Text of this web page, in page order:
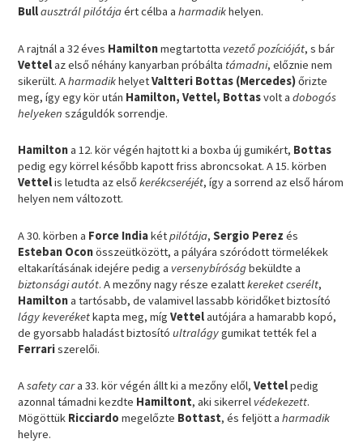
Bullausztrál pilótájaért célba aharmadikhelyen.
A rajtnál a 32 éves Hamiltonmegtartotta vezető pozícióját, s bár
Vettelaz első néhány kanyarban próbálta támadni, előznie nem
sikerült. AharmadikhelyetValtteri Bottas (Mercedes)őrizte
meg, így egy kör után Hamilton, Vettel, Bottasvolt adobogós
helyeken száguldók sorrendje.
Hamiltona 12. kör végén hajtott ki a boxba új gumikért, Bottas
pedig egy körrel később kapott friss abroncsokat. A 15. körben
Vettelis letudta az elsőkerékcseréjét, így a sorrend az első három
helyen nem változott.
A 30. körben a Force Indiakétpilótája,Sergio Perez és
Esteban Oconösszeütközött, a pályára szóródott törmelékek
eltakarításának idejére pedig a versenybíróságbeküldte a
biztonsági autót. A mezőny nagy része ezalattkereket cserélt,
Hamiltona tartósabb, de valamivel lassabb köridőket biztosító
lágy keveréketkapta meg, mígVettelautójára a hamarabb kopó,
de gyorsabb haladást biztosítóultralágygumikat tették fel a
Ferrariszerelői.
Asafety cara 33. kör végén állt ki a mezőny elől,Vettelpedig
azonnal támadni kezdte Hamiltont, aki sikerrel védekezett.
Mögöttük Ricciardo megelőzte Bottast, és feljött aharmadik
helyre.